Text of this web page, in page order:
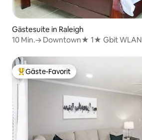
Gästesuite in Raleigh
10 Min.→ Downtown★ 1★ Gbit WLAN
Beliebter Gäste-Favorit.
Gäste-Favorit